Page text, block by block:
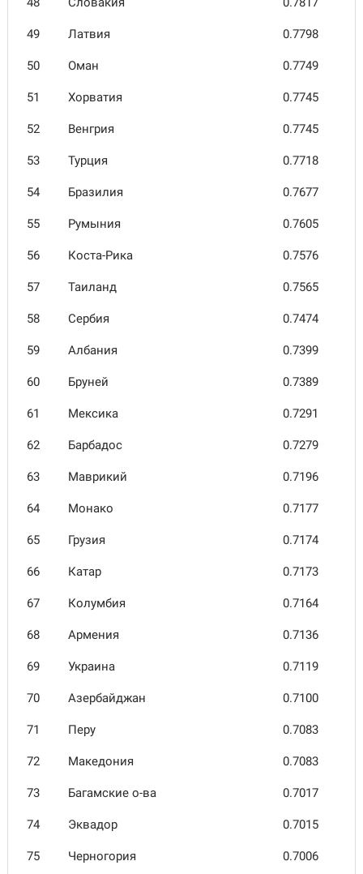
49 Латвия 0.7798
50 Оман 0.7749
51 Хорватия 0.7745
52 Венгрия 0.7745
53 Турция 0.7718
54 Брази­лия 0.7677
55 Румыния 0.7605
56 Коста-Рика 0.7576
57 Таиланд 0.7565
58 Сербия 0.7474
59 Албания 0.7399
60 Бруней 0.7389
61 Мексика 0.7291
62 Барбадос 0.7279
63 Маврикий 0.7196
64 Монако 0.7177
65 Грузия 0.7174
66 Катар 0.7173
67 Колумбия 0.7164
68 Армения 0.7136
69 Украина 0.7119
70 Азербай­джан 0.7100
71 Перу 0.7083
72 Маке­дония 0.7083
73 Багам­ские о-ва 0.7017
74 Эквадор 0.7015
75 Черногория 0.7006